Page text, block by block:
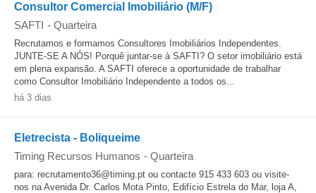
Consultor Comercial Imobiliário (M/F)
SAFTI - Quarteira
Recrutamos e formamos Consultores Imobiliários Independentes.
JUNTE-SE A NÓS! Porquê juntar-se à SAFTI? O setor imobiliário está
em plena expansão. A SAFTI oferece a oportunidade de trabalhar
como Consultor Imobiliário Independente a todos os...
há 3 dias
Eletrecista - Boliqueime
Timing Recursos Humanos - Quarteira
para: recrutamento36@timing.pt ou contacte 915 433 603 ou visite-
nos na Avenida Dr. Carlos Mota Pinto, Edifício Estrela do Mar, loja A,